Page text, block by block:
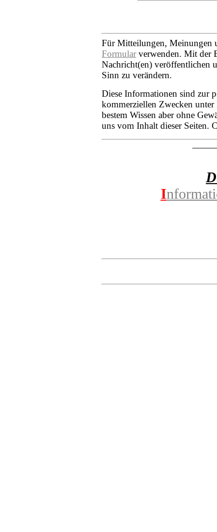
Für Mitteilungen, Meinungen
Formular verwenden. Mit der
Nachricht(en) veröffentlichen
Sinn zu verändern.
Diese Informationen sind zur
kommerziellen Zwecken
bestem Wissen aber ohne
uns vom Inhalt dieser
I